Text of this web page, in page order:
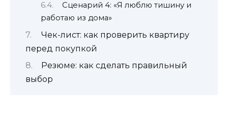
Сценарий 4: «Я люблю тишину и
работаю из дома»
Чек-лист: как проверить квартиру
перед покупкой
Резюме: как сделать правильный
выбор